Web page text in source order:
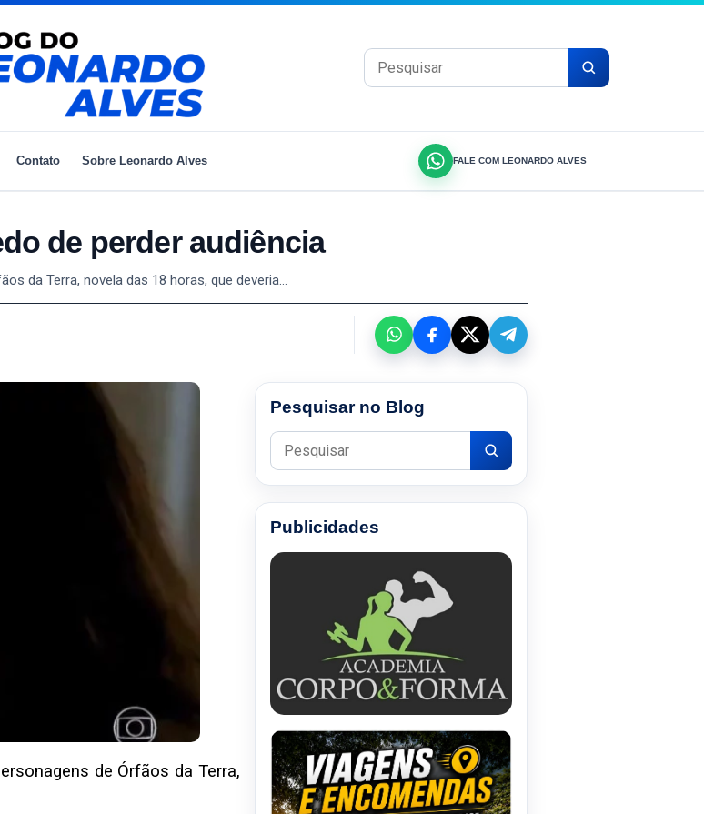
Pesquisar por:
Contato Sobre Leonardo Alves FALE COM LEONARDO ALVES
de perder audiência
da Terra, novela das 18 horas, que deveria…
de Órfãos da Terra,
Pesquisar no Blog
Pesquisar por:
Publicidades